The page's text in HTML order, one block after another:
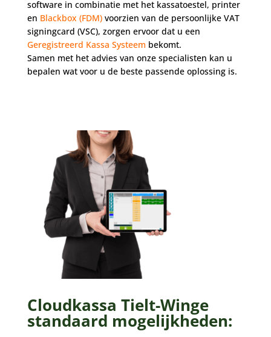
software in combinatie met het kassatoestel, printer
en Blackbox (FDM)voorzien van de persoonlijke VAT
signingcard (VSC), zorgen ervoor dat u een
Geregistreerd Kassa Systeem bekomt.
Samen met het advies van onze specialisten kan u
bepalen wat voor u de beste passende oplossing is.
Cloudkassa Tielt-Winge
standaard mogelijkheden: